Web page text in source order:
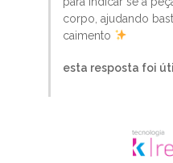
corpo, ajudando
caimento
esta resposta foi